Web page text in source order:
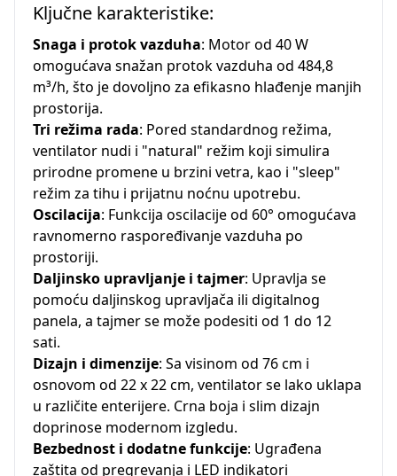
Ključne karakteristike:
Snaga i protok vazduha: Motor od 40 W
omogućava snažan protok vazduha od 484,8
m³/h, što je dovoljno za efikasno hlađenje manjih
prostorija.
Tri režima rada: Pored standardnog režima,
ventilator nudi i "natural" režim koji simulira
prirodne promene u brzini vetra, kao i "sleep"
režim za tihu i prijatnu noćnu upotrebu.
Oscilacija: Funkcija oscilacije od 60° omogućava
ravnomerno raspoređivanje vazduha po
prostoriji.
Daljinsko upravljanje i tajmer: Upravlja se
pomoću daljinskog upravljača ili digitalnog
panela, a tajmer se može podesiti od 1 do 12
sati.
Dizajn i dimenzije: Sa visinom od 76 cm i
osnovom od 22 x 22 cm, ventilator se lako uklapa
u različite enterijere. Crna boja i slim dizajn
doprinose modernom izgledu.
Bezbednost i dodatne funkcije: Ugrađena
zaštita od pregrevanja i LED indikatori